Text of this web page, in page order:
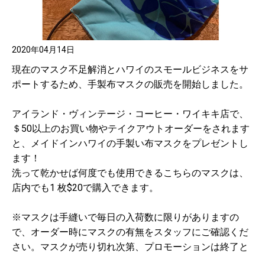
2020年04月14日
現在のマスク不足解消とハワイのスモールビジネスをサ
ポートするため、手製布マスクの販売を開始しました。
アイランド・ヴィンテージ・コーヒー・ワイキキ店で、
＄50以上のお買い物やテイクアウトオーダーをされます
と、メイドインハワイの手製い布マスクをプレゼントし
ます！
洗って乾かせば何度でも使用できるこちらのマスクは、
店内でも1 枚$20で購入できます。
※マスクは手縫いで毎日の入荷数に限りがありますの
で、オーダー時にマスクの有無をスタッフにご確認くだ
さい。マスクが売り切れ次第、プロモーションは終了と